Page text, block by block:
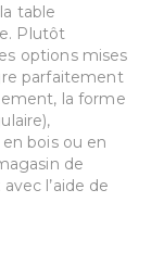
table
Plutôt
options mises
parfaitement
la forme
bois ou en
de
l’aide de